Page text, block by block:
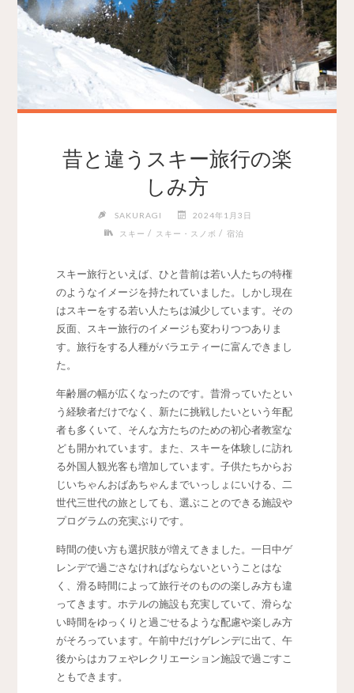
昔と違うスキー旅行の楽
しみ方
SAKURAGI
2024年1月3日
スキー / スキー・スノボ / 宿泊
スキー旅行といえば、ひと昔前は若い人たちの特権
のようなイメージを持たれていました。
しかし現在
はスキーをする若い人たちは減少しています。その
反面、スキー旅行のイメージも変わりつつありま
す。旅行をする人種がバラエティーに富んできまし
た。
年齢層の幅が広くなったのです。昔滑っていたとい
う経験者だけでなく、新たに挑戦したいという年配
者も多くいて、そんな方たちのための初心者教室な
ども開かれています。また、スキーを体験しに訪れ
る外国人観光客も増加しています。子供たちからお
じいちゃんおばあちゃんまでいっしょにいける、二
世代三世代の旅としても、選ぶことのできる施設や
プログラムの充実ぶりです。
時間の使い方も選択肢が増えてきました。一日中ゲ
レンデで過ごさなければならないということはな
く、滑る時間によって旅行そのものの楽しみ方も違
ってきます。ホテルの施設も充実していて、滑らな
い時間をゆっくりと過ごせるような配慮や楽しみ方
がそろっています。午前中だけゲレンデに出て、午
後からはカフェやレクリエーション施設で過ごすこ
ともできます。